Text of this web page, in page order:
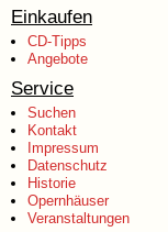
Einkaufen
CD-Tipps
Angebote
Service
Suchen
Kontakt
Impressum
Datenschutz
Historie
Opernhäuser
Veranstaltungen